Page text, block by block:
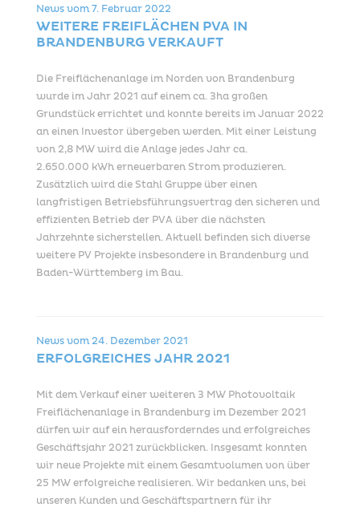
News vom 7. Februar 2022
WEITERE FREIFLÄCHEN PVA IN
BRANDENBURG VERKAUFT
Die Freiflächenanlage im Norden von Brandenburg
wurde im Jahr 2021 auf einem ca. 3ha großen
Grundstück errichtet und konnte bereits im Januar 2022
an einen Investor übergeben werden. Mit einer Leistung
von 2,8 MW wird die Anlage jedes Jahr ca.
2.650.000 kWh erneuerbaren Strom produzieren.
Zusätzlich wird die Stahl Gruppe über einen
langfristigen Betriebsführungsvertrag den sicheren und
effizienten Betrieb der PVA über die nächsten
Jahrzehnte sicherstellen. Aktuell befinden sich diverse
weitere PV Projekte insbesondere in Brandenburg und
Baden-Württemberg im Bau.
News vom24. Dezember 2021
ERFOLGREICHES JAHR 2021
Mit dem Verkauf einer weiteren 3 MW Photovoltaik
Freiflächenanlage in Brandenburg im Dezember 2021
dürfen wir auf ein herausforderndes und erfolgreiches
Geschäftsjahr 2021 zurückblicken. Insgesamt konnten
wir neue Projekte mit einem Gesamtvolumen von über
25 MW erfolgreiche realisieren. Wir bedanken uns, bei
unseren Kunden und Geschäftspartnern für ihr